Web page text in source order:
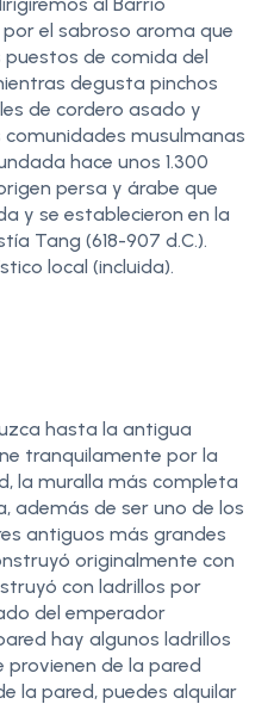
el sabroso aroma que
de comida del
degusta pinchos
de cordero asado y
comunidades musulmanas
hace unos 1.300
persa y árabe que
y se establecieron en la
Tang (618-907 d.C.).
local (incluida).
hasta la antigua
tranquilamente por la
la muralla más completa
además de ser uno de los
antiguos más grandes
originalmente con
con ladrillos por
del emperador
hay algunos ladrillos
provienen de la pared
la pared, puedes alquilar